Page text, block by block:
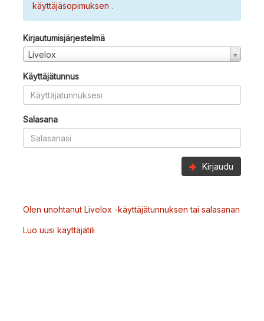
käyttäjäsopimuksen .
Kirjautumisjärjestelmä
Livelox
Käyttäjätunnus
Salasana
Kirjaudu
Olen unohtanut Livelox -käyttäjätunnuksen tai salasanan
Luo uusi käyttäjätili